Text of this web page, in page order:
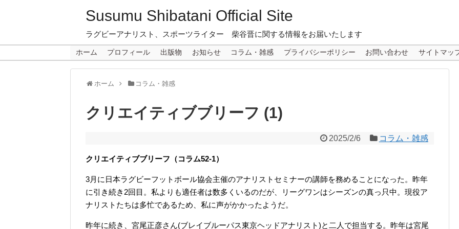
Susumu Shibatani Official Site
ラグビーアナリスト、スポーツライター 柴谷晋に関する情報をお届いたします
ホーム プロフィール 出版物 お知らせ コラム・雑感 プライバシーポリシー お問い合わせ サイトマッ
ホーム コラム・雑感
クリエイティブブリーフ (1)
2025/2/6 コラム・雑感
クリエイティブブリーフ（コラム52-1）
3月に日本ラグビーフットボール協会主催のアナリストセミナーの講師を務めることになった。昨年
に引き続き2回目。私よりも適任者は数多くいるのだが、リーグワンはシーズンの真っ只中。現役ア
ナリストたちは多忙であるため、私に声がかかったようだ。
昨年に続き、宮尾正彦さん(ブレイブルーパス東京ヘッドアナリスト)と二人で担当する。昨年は宮尾